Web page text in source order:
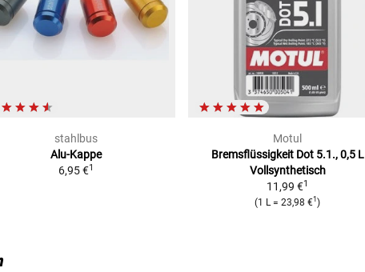
stahlbus
Alu-Kappe
6,95 €1
Motul
Bremsflüssigkeit Dot 5.1., 0,5 L
Vollsynthetisch
11,99 €1
(1 L= 23,98 €1 )